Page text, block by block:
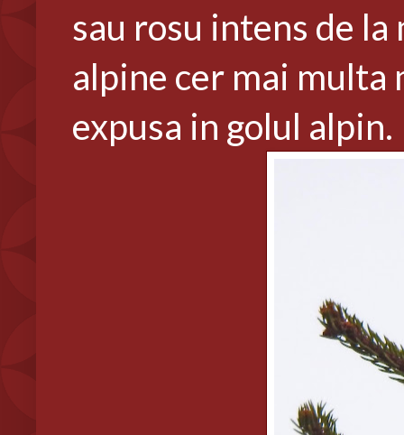
sau rosu intens de
alpine cer mai multa
expusa in golul alpin.